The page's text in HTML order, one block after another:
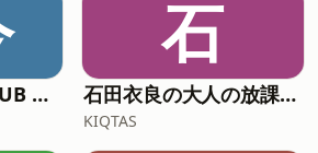
田村淳のNewsCLUB 今週のスゴい人
石
石田衣良の大人の放課後ラジオ
KIQTAS